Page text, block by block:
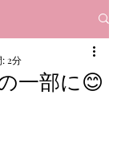
一部に😊
2分